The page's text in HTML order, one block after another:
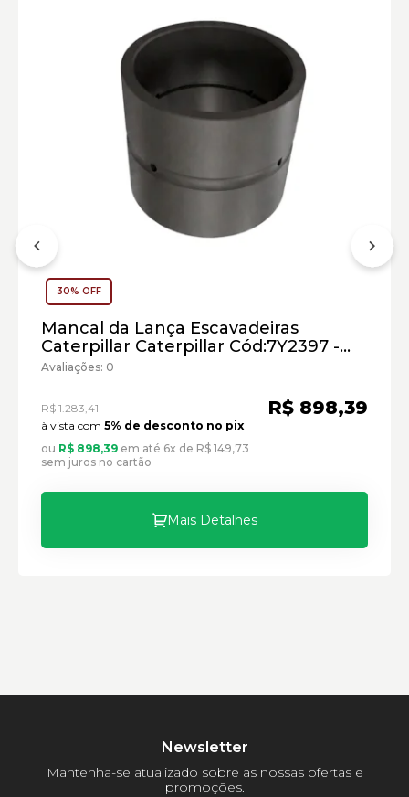
Marca:
Material:
Modelo:
Comprimento:
Largura:
30% OFF
Mancal da Lança Escavadeiras
Caterpillar Caterpillar Cód:7Y2397 -
Seminovo
Avaliações: 0
R$ 1.283,41 R$ 898,39
à vista com 5% de desconto no pix
ou R$ 898,39 em até 6x de R$ 149,73
sem juros no cartão
Mais Detalhes
Newsletter
Mantenha-se atualizado sobre as nossas ofertas e
promoções.